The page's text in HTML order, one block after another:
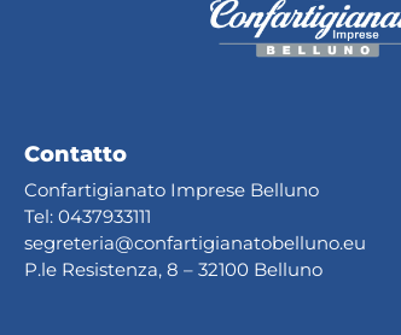
Contatto
Confartigianato Imprese Belluno
Tel: 0437933111
segreteria@confartigianatobelluno.eu
P.le Resistenza, 8 – 32100 Belluno